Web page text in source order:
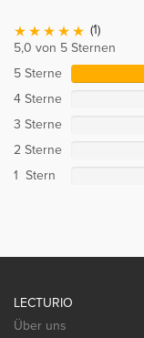
(1)
5,0 von 5 Sternen
5 Sterne
4 Sterne
3 Sterne
2 Sterne
1 Stern
LECTURIO
Über uns